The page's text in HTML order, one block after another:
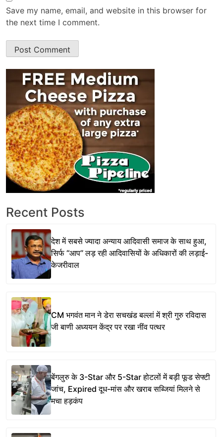
Save my name, email, and website in this browser for
the next time I comment.
Recent Posts
देश में सबसे ज्यादा अन्याय आदिवासी समाज के साथ हुआ,
सिर्फ ‘‘आप’’ लड़ रही आदिवासियों के अधिकारों की लड़ाई-
केजरीवाल
CM भगवंत मान ने डेरा सचखंड बल्लां में श्री गुरु रविदास
जी बाणी अध्ययन केंद्र पर रखा नींव पत्थर
बेंगलुरु के 3-Star और 5-Star होटलों में बड़ी फूड सेफ्टी
जांच, Expired दूध-मांस और खराब सब्जियां मिलने से
मचा हड़कंप